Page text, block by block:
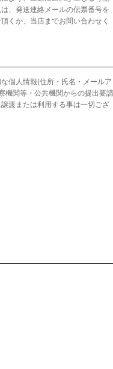
、発送連絡メールの伝票番号を
くか、当店までお問い合わせく
個人情報(住所・氏名・メールア
機関等・公共機関からの提出要請
渡または利用する事は一切ござ